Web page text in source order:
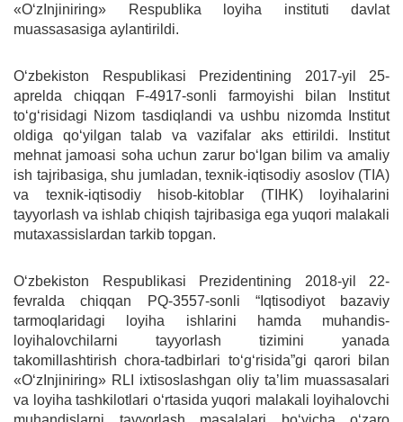
«OʻzInjiniring» Respublika loyiha instituti davlat
muassasasiga aylantirildi.
Oʻzbekiston Respublikasi Prezidentining 2017-yil 25-
aprelda chiqqan F-4917-sonli farmoyishi bilan Institut
toʻgʻrisidagi Nizom tasdiqlandi va ushbu nizomda Institut
oldiga qoʻyilgan talab va vazifalar aks ettirildi. Institut
mehnat jamoasi soha uchun zarur boʻlgan bilim va amaliy
ish tajribasiga, shu jumladan, texnik-iqtisodiy asoslov (TIА)
va texnik-iqtisodiy hisob-kitoblar (TIHK) loyihalarini
tayyorlash va ishlab chiqish tajribasiga ega yuqori malakali
mutaxassislardan tarkib topgan.
Oʻzbekiston Respublikasi Prezidentining 2018-yil 22-
fevralda chiqqan PQ-3557-sonli “Iqtisodiyot bazaviy
tarmoqlaridagi loyiha ishlarini hamda muhandis-
loyihalovchilarni tayyorlash tizimini yanada
takomillashtirish chora-tadbirlari toʻgʻrisida”gi qarori bilan
«OʻzInjiniring» RLI ixtisoslashgan oliy taʼlim muassasalari
va loyiha tashkilotlari oʻrtasida yuqori malakali loyihalovchi